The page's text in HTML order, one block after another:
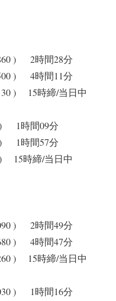
) 2時間28分
) 4時間11分
) 15時締/当日中
) 1時間09分
) 1時間57分
) 15時締/当日中
) 2時間49分
) 4時間47分
) 15時締/当日中
) 1時間16分